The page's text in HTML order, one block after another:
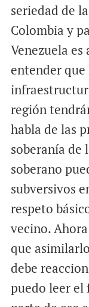
seriedad de
Colombia y
Venezuela
entender que
región
habla de las
soberanía de
soberano
subversivos
respeto
vecino.
que
debe
puedo leer el